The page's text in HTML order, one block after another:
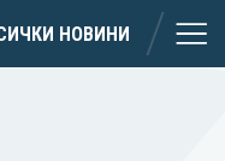
НОВИНИ